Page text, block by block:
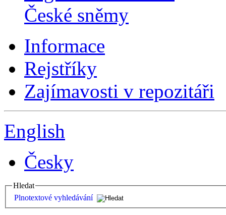
České sněmy
Informace
Rejstříky
Zajímavosti v repozitáři
English
Česky
Hledat
Plnotextové vyhledávání